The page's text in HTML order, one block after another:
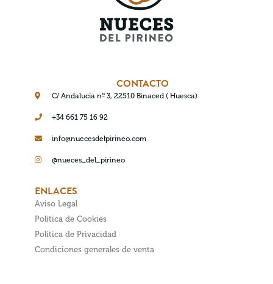
CONTACTO
C/ Andalucía nº 3, 22510 Binaced ( Huesca)
+34 661 75 16 92
info@nuecesdelpirineo.com
@nueces_del_pirineo
ENLACES
Aviso Legal
Política de Cookies
Política de Privacidad
Condiciones generales de venta